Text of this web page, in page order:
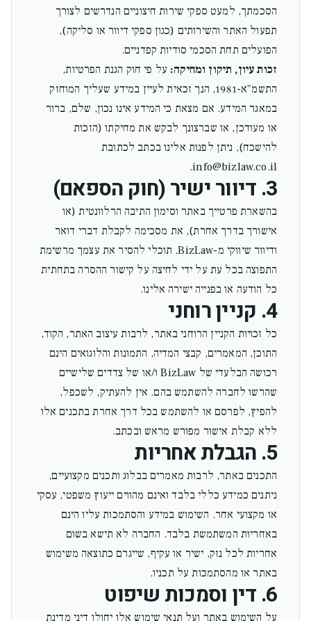
הסכמתך, למעט ספקי שירות חיצוניים הנדרשים לצורך
תפעול האתר והשירותים (כגון ספקי דיוור או סליקה),
הפועלים תחת הסכמי סודיות קפדניים.
זכות עיון, תיקון ומחיקה: על פי חוק הגנת הפרטיות,
התשמ"א-1981, הנך זכאית לעיין במידע שעליך המוחזק
במאגר המידע. אם מצאת כי המידע אינו נכון, שלם, ברור
או מעודכן, או שברצונך לבקש את מחיקתו (הזכות
להישכח), ניתן לפנות אלינו בכתב לכתובת
info@bizlaw.co.il.
3. דיוור ישיר (חוק הספאם)
בהשארת פרטייך באתר וסימון התיבה הרלוונטית (או
אישורך בדרך אחרת), את מסכימה לקבלת דברי דואר
ודיוור שיווקי מ-BizLaw. תוכלי להסיר את עצמך מרשימת
התפוצה בכל עת על ידי לחיצה על קישור ההסרה בתחתית
כל הודעה או בפנייה ישירה אלינו.
4. קניין רוחני
כל זכויות הקניין הרוחני באתר, לרבות עיצוב האתר, הקוד,
התוכן, המאמרים, קבצי המדיה, התמונות והלוגואים הינם
רכושה הבלעדי של BizLaw ו/או של צדדים שלישיים
שהרשו לחברה להשתמש בהם. אין להעתיק, לשכפל,
להפיץ, לפרסם או להשתמש בכל דרך אחרת בתכנים אלו
ללא קבלת אישור מפורש מראש ובכתב.
5. הגבלת אחריות
התכנים באתר, לרבות מאמרים בבלוג ותכנים מקצועיים,
ניתנים כמידע כללי בלבד ואינם מהווים ייעוץ משפטי, עסקי
או מקצועי אחר. השימוש במידע והסתמכות עליו הינם
באחריות המשתמשת בלבד. החברה לא תישא בשום
אחריות לכל נזק, ישיר או עקיף, שייגרם כתוצאה משימוש
באתר או מהסתמכות על תכניו.
6. דין וסמכות שיפוט
על השימוש באתר ועל תנאי שימוש אלו יחולו דיני מדינת